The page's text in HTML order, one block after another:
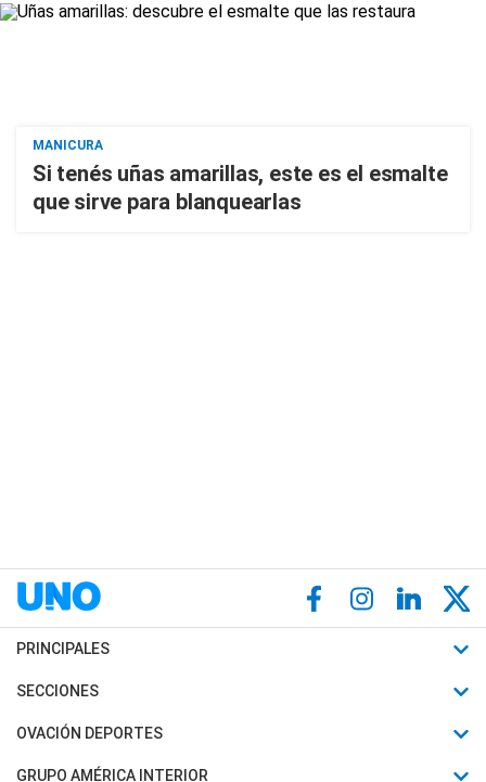
MANICURA
Si tenés uñas amarillas, este es el esmalte
que sirve para blanquearlas
PRINCIPALES
Últimas Noticias
Política
SECCIONES
Horóscopo
Motores
OVACIÓN DEPORTES
Fútbol
GRUPO AMÉRICA INTERIOR